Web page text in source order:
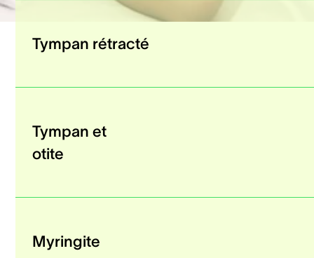
Tympan rétracté
Tympan et
otite
Myringite